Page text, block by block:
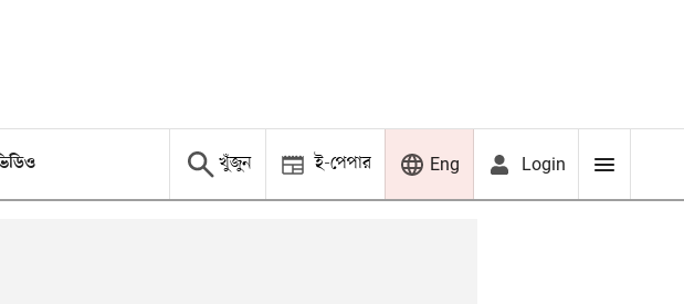
খুঁজুন ই-পেপার Eng Login